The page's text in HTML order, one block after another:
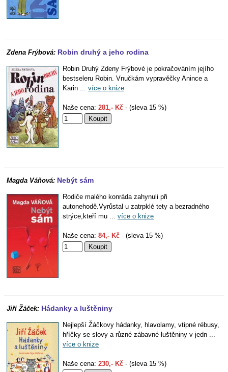
Zdena Frýbová: Robin druhý a jeho rodina
Robin Druhý Zdeny Frýbové je pokračováním jejího
bestseleru Robin. Vnučkám vypravěčky Anince a
Karin ... více o knize
Naše cena: 281,- Kč - (sleva 15 %)
Magda Váňová: Nebýt sám
Rodiče malého konráda zahynuli při
autonehodě.Vyrůstal u zatrpklé tety a bezradného
strýce,kteří mu ... více o knize
Naše cena: 84,- Kč - (sleva 15 %)
Jiří Žáček: Hádanky a luštěniny
Nejlepší Žáčkovy hádanky, hlavolamy, vtipné rébusy,
hříčky se slovy a různé zábavné luštěniny v jedn ...
více o knize
Naše cena: 230,- Kč - (sleva 15 %)